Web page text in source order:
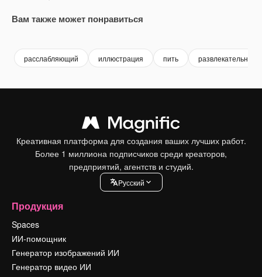
Вам также может понравиться
расслабляющий иллюстрация пить развлекательный
Креативная платформа для создания ваших лучших работ.
Более 1 миллиона подписчиков среди креаторов,
предприятий, агентств и студий.
Pусский
Продукция
Spaces
ИИ-помощник
Генератор изображений ИИ
Генератор видео ИИ